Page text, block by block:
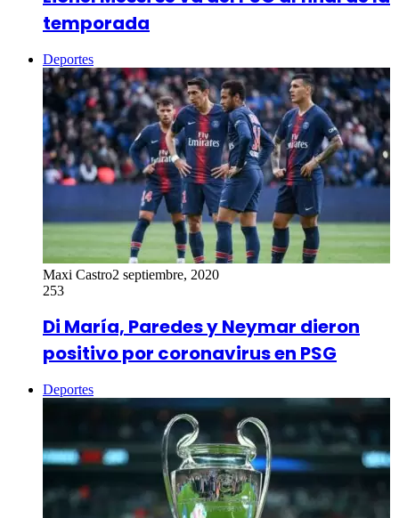
temporada
Deportes
Maxi Castro2 septiembre, 2020
253
Di María, Paredes y Neymar dieron
positivo por coronavirus en PSG
Deportes